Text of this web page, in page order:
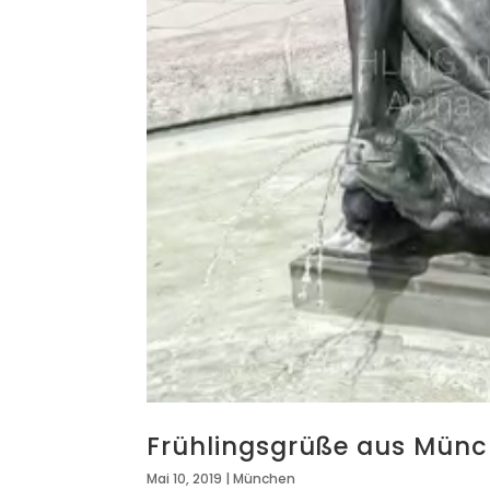
Frühlingsgrüße aus
Mai 10, 2019 |München